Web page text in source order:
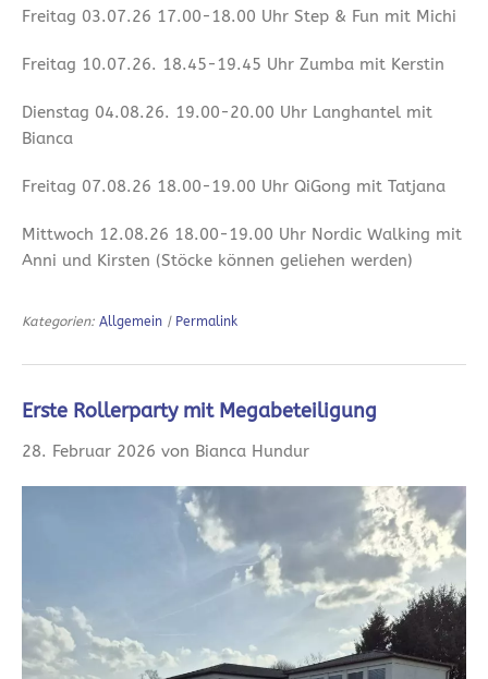
Freitag 03.07.26 17.00-18.00 Uhr Step & Fun mit Michi
Freitag 10.07.26. 18.45-19.45 Uhr Zumba mit Kerstin
Dienstag 04.08.26. 19.00-20.00 Uhr Langhantel mit
Bianca
Freitag 07.08.26 18.00-19.00 Uhr QiGong mit Tatjana
Mittwoch 12.08.26 18.00-19.00 Uhr Nordic Walking mit
Anni und Kirsten (Stöcke können geliehen werden)
Kategorien: Allgemein | Permalink
Erste Rollerparty mit Megabeteiligung
28. Februar 2026 von Bianca Hundur